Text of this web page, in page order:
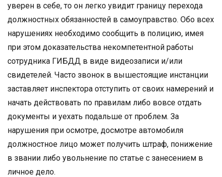
уверен в себе, то он легко увидит границу перехода
должностных обязанностей в самоуправство. Обо всех
нарушениях необходимо сообщить в полицию, имея
при этом доказательства некомпетентной работы
сотрудника ГИБДД в виде видеозаписи и/или
свидетелей. Часто звонок в вышестоящие инстанции
заставляет инспектора отступить от своих намерений и
начать действовать по правилам либо вовсе отдать
документы и уехать подальше от проблем. За
нарушения при осмотре, досмотре автомобиля
должностное лицо может получить штраф, понижение
в звании либо увольнение по статье с занесением в
личное дело.